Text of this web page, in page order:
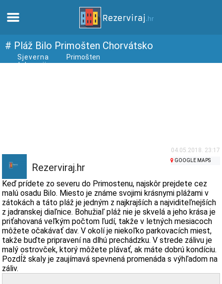
Domov
webcams
Zoznámte sa s Chorvátskom
múzeí
# Pláž Bilo Primošten Chorvátsko
Sjeverna
dalmacija
Primošten
04.05.2018. 23:17
Rezerviraj.hr
GOOGLE MAPS
Keď prídete zo severu do Primostenu, najskôr prejdete cez
malú osadu Bilo. Miesto je známe svojimi krásnymi plážami v
zátokách a táto pláž je jedným z najkrajších a najviditeľnejších
z jadranskej diaľnice. Bohužiaľ pláž nie je skvelá a jeho krása je
priťahovaná veľkým počtom ľudí, takže v letných mesiacoch
môžete očakávať dav. V okolí je niekoľko parkovacích miest,
takže buďte pripravení na dlhú prechádzku. V strede zálivu je
malý ostrovček, ktorý môžete plávať, ak máte dobrú kondíciu.
Pozdĺž skaly je zaujímavá spevnená promenáda s výhľadom na
záliv.